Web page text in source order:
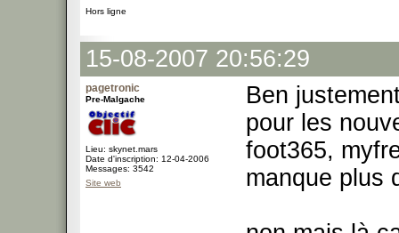
Hors ligne
15-08-2007 20:56:29
pagetronic
Pre-Malgache
Lieu: skynet.mars
Date d'inscription: 12-04-2006
Messages: 3542
Site web
Ben
pour les
foot365,
manque plus